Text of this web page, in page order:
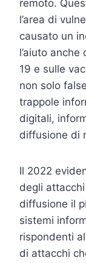
remoto.
l’area di
causato un
l’aiuto
19 e sulle
non solo
trappole
digitali,
diffusione di
Il 2022
degli
diffusione il
sistemi
rispondenti
di attacchi